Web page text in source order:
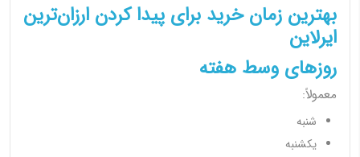
بهترین زمان خرید برای پیدا کردن ارزان‌ترین
ایرلاین
روزهای وسط هفته
معمولاً:
شنبه
یکشنبه